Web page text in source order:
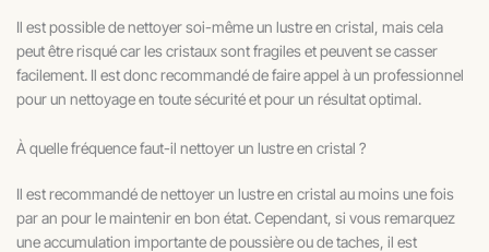
Il est possible de nettoyer soi-même un lustre en cristal, mais cela
peut être risqué car les cristaux sont fragiles et peuvent se casser
facilement. Il est donc recommandé de faire appel à un professionnel
pour un nettoyage en toute sécurité et pour un résultat optimal.
À quelle fréquence faut-il nettoyer un lustre en cristal ?
Il est recommandé de nettoyer un lustre en cristal au moins une fois
par an pour le maintenir en bon état. Cependant, si vous remarquez
une accumulation importante de poussière ou de taches, il est